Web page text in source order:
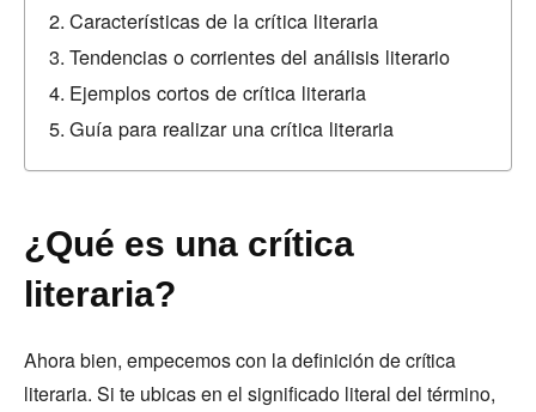
Características de la crítica literaria
Tendencias o corrientes del análisis literario
Ejemplos cortos de crítica literaria
Guía para realizar una crítica literaria
¿Qué es una crítica
literaria?
Ahora bien, empecemos con la definición de crítica
literaria. Si te ubicas en el significado literal del término,